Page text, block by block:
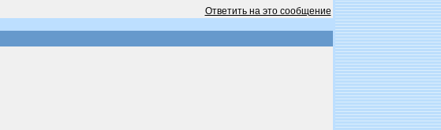
Ответить на это сообщение